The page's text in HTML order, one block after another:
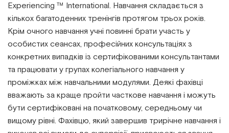
Experiencing ™ International. Навчання складається з
кількох багатоденних тренінгів протягом трьох років.
Крім очного навчання учні повинні брати участь у
особистих сеансах, професійних консультаціях з
конкретних випадків із сертифікованими консультантами
та працювати у групах колегіального навчання у
проміжках між навчальними модулями. Деякі фахівці
вважають за краще пройти часткове навчання і можуть
бути сертифіковані на початковому, середньому чи
вищому рівні. Фахівцю, який завершив трирічне навчання і